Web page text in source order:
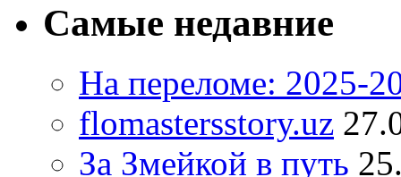
Самые недавние
На переломе: 2025-
flomastersstory.uz
За Змейкой в путь